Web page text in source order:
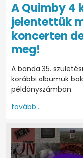
A Quimby 4
jelentettük
koncerten
meg!
A banda 35.
korábbi albumuk
példányszámban.
tovább...